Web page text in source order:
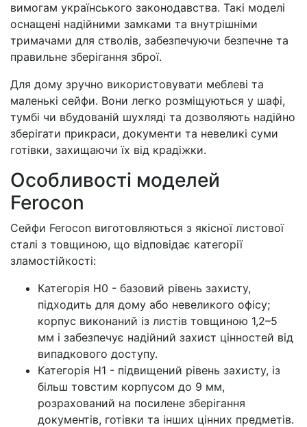
вимогам українського законодавства. Такі моделі
оснащені надійними замками та внутрішніми
тримачами для стволів, забезпечуючи безпечне та
правильне зберігання зброї.
Для дому зручно використовувати меблеві та
маленькі сейфи. Вони легко розміщуються у шафі,
тумбі чи вбудованій шухляді та дозволяють надійно
зберігати прикраси, документи та невеликі суми
готівки, захищаючи їх від крадіжки.
Особливості моделей
Ferocon
Сейфи Ferocon виготовляються з якісної листової
сталі з товщиною, що відповідає категорії
зламостійкості:
Категорія H0 - базовий рівень захисту,
підходить для дому або невеликого офісу;
корпус виконаний із листів товщиною 1,2–5
мм і забезпечує надійний захист цінностей від
випадкового доступу.
Категорія H1 - підвищений рівень захисту, із
більш товстим корпусом до 9 мм,
розрахований на посилене зберігання
документів, готівки та інших цінних предметів.